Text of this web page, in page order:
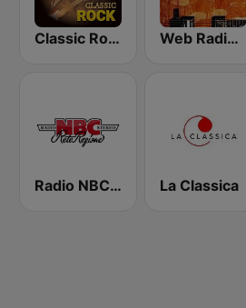
Classic Rock Station Web Radio Network Blues Story
Radio NBC rete regione La Classica